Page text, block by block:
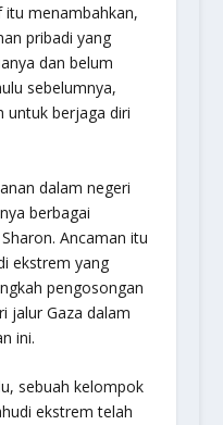
itu menambahkan,
pribadi yang
dan belum
sebelumnya,
untuk berjaga diri
dalam negeri
berbagai
Ancaman itu
ekstrem yang
pengosongan
jalur Gaza dalam
ini.
sebuah kelompok
ekstrem telah